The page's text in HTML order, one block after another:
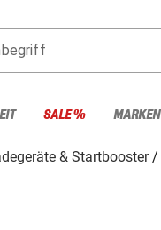
SALE % MARKEN
& Startbooster